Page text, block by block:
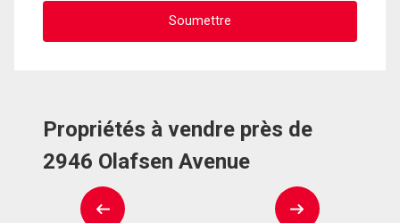
Propriétés à vendre près de
2946 Olafsen Avenue